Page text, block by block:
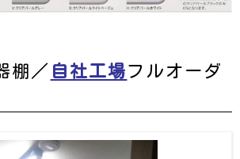
棚／ 自社工場フルオーダ